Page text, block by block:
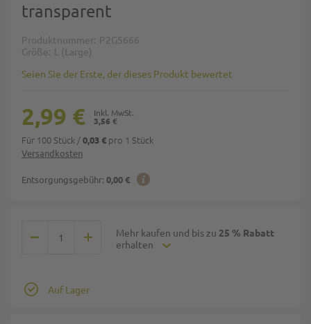
transparent
Produktnummer P2G5666
Größe
L (Large)
Seien Sie der Erste, der dieses Produkt bewertet
Versandkosten
Entsorgungsgebühr: 0,00 €
3,56 €
2,99 €
Für 100 Stück /0,03 € pro 1 Stück
Mehr kaufen und bis zu 25 % Rabatt
erhalten
Auf Lager